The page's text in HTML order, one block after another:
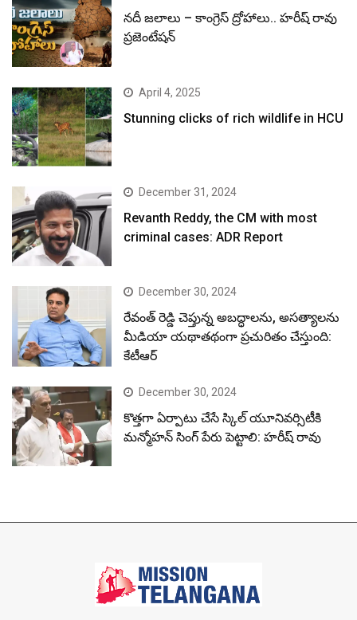
నదీ జలాలు – కాంగ్రెస్ ద్రోహాలు.. హరీష్ రావు
ప్రజెంటేషన్
April 4, 2025
Stunning clicks of rich wildlife in HCU
December 31, 2024
Revanth Reddy, the CM with most
criminal cases: ADR Report
December 30, 2024
రేవంత్ రెడ్డి చెప్తున్న అబద్ధాలను, అసత్యాలను
మీడియా యథాతథంగా ప్రచురితం చేస్తుంది:
కేటీఆర్
December 30, 2024
కొత్తగా ఏర్పాటు చేసే స్కిల్ యూనివర్సిటీకి
మన్మోహన్ సింగ్ పేరు పెట్టాలి: హరీష్ రావు